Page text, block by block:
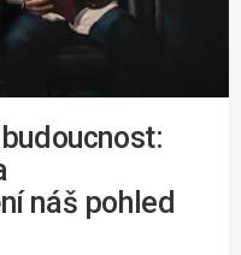
náš pohled